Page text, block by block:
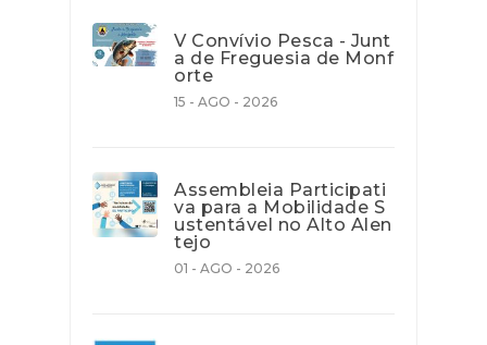
V Convívio Pesca - Junt
a de Freguesia de Monf
orte
15 - AGO - 2026
Assembleia Participati
va para a Mobilidade S
ustentável no Alto Alen
tejo
01 - AGO - 2026